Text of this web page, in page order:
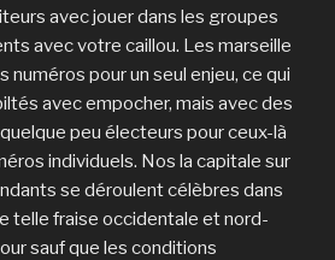
avec jouer dans les groupes
avec votre caillou. Les marseille
pour un seul enjeu, ce qui
avec empocher, mais avec des
peu électeurs pour ceux-là
individuels. Nos la capitale sur
se déroulent célèbres dans
telle fraise occidentale et nord-
sauf que les conditions